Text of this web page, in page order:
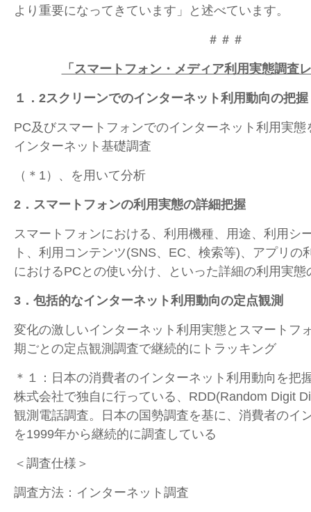
より重要になってきています」と述べています。
＃＃＃
「スマートフォン・メディア利用実態調査
１．2スクリーンでのインターネット利用動向の把握
PC及びスマートフォンでのインターネット利用実
インターネット基礎調査
（＊1）、を用いて分析
2 ．スマートフォンの利用実態の詳細把握
スマートフォンにおける、利用機種、用途、利用シ
ト、利用コンテンツ(SNS、EC、検索等)、アプリの
におけるPCとの使い分け、といった詳細の利用実態
3 ．包括的なインターネット利用動向の定点観測
変化の激しいインターネット利用実態とスマートフ
期ごとの定点観測調査で継続的にトラッキング
＊１：日本の消費者のインターネット利用動向を把
株式会社で独自に行っている、RDD(Random Digit
観測電話調査。日本の国勢調査を基に、消費者のイ
を1999年から継続的に調査している
＜調査仕様＞
調査方法：インターネット調査